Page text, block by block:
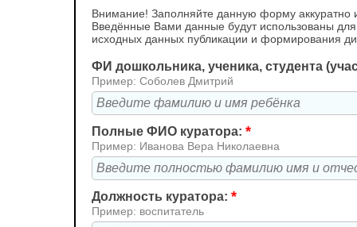
Внимание! Заполняйте данную форму аккуратно
Введённые Вами данные будут использованы
исходных данных публикации и формирования
ФИ дошкольника, ученика, студента
Пример: Соболев Дмитрий
Полные ФИО куратора: *
Пример: Иванова Вера Николаевна
Должность куратора: *
Пример: воспитатель